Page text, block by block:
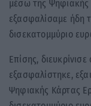
μέσω της Ψηφιακής
εξασφαλίσαμε ήδη
δισεκατομμύριο
Επίσης,
εξασφαλίστηκε,
Ψηφιακής Κάρτας